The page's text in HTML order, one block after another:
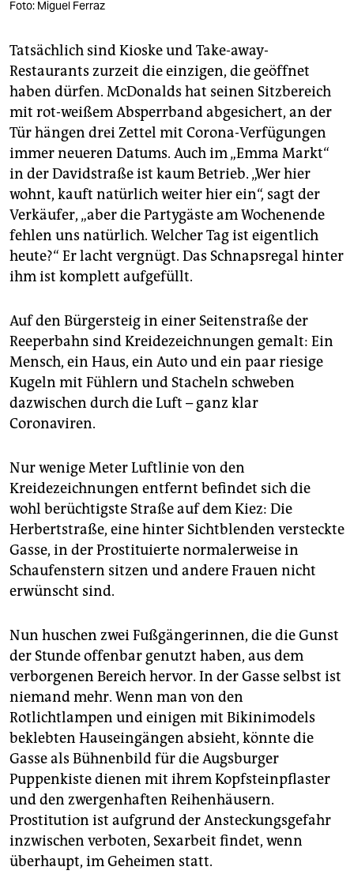
Foto: Miguel Ferraz
Tatsächlich sind Kioske und Take-away-
Restaurants zurzeit die einzigen, die geöffnet
haben dürfen. McDonalds hat seinen Sitzbereich
mit rot-weißem Absperrband abgesichert, an der
Tür hängen drei Zettel mit Corona-Verfügungen
immer neueren Datums. Auch im „Emma Markt“
in der Davidstraße ist kaum Betrieb. „Wer hier
wohnt, kauft natürlich weiter hier ein“, sagt der
Verkäufer, „aber die Partygäste am Wochenende
fehlen uns natürlich. Welcher Tag ist eigentlich
heute?“ Er lacht vergnügt. Das Schnapsregal hinter
ihm ist komplett aufgefüllt.
Auf den Bürgersteig in einer Seitenstraße der
Reeperbahn sind Kreidezeichnungen gemalt: Ein
Mensch, ein Haus, ein Auto und ein paar riesige
Kugeln mit Fühlern und Stacheln schweben
dazwischen durch die Luft – ganz klar
Coronaviren.
Nur wenige Meter Luftlinie von den
Kreidezeichnungen entfernt befindet sich die
wohl berüchtigste Straße auf dem Kiez: Die
Herbertstraße, eine hinter Sichtblenden versteckte
Gasse, in der Prostituierte normalerweise in
Schaufenstern sitzen und andere Frauen nicht
erwünscht sind.
Nun huschen zwei Fußgängerinnen, die die Gunst
der Stunde offenbar genutzt haben, aus dem
verborgenen Bereich hervor. In der Gasse selbst ist
niemand mehr. Wenn man von den
Rotlichtlampen und einigen mit Bikinimodels
beklebten Hauseingängen absieht, könnte die
Gasse als Bühnenbild für die Augsburger
Puppenkiste dienen mit ihrem Kopfsteinpflaster
und den zwergenhaften Reihenhäusern.
Prostitution ist aufgrund der Ansteckungsgefahr
inzwischen verboten, Sexarbeit findet, wenn
überhaupt, im Geheimen statt.